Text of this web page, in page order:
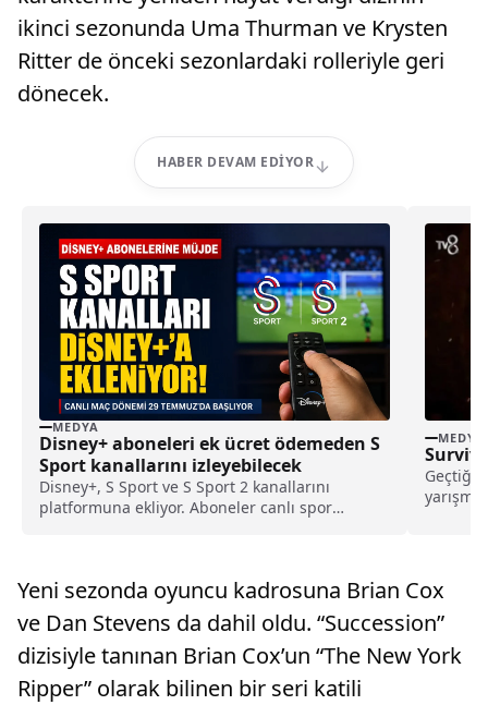
ikinci sezonunda Uma Thurman ve Krysten
Ritter de önceki sezonlardaki rolleriyle geri
dönecek.
HABER DEVAM EDIYOR
MEDYA
Disney+ aboneleri ek ücret ödemeden S
Sport kanallarını izleyebilecek
Disney+, S Sport ve S Sport 2 kanallarını
platformuna ekliyor. Aboneler canlı spor
MEDYA
Yeni sezonda oyuncu kadrosuna Brian Cox
ve Dan Stevens da dahil oldu. “Succession”
dizisiyle tanınan Brian Cox’un “The New York
Ripper” olarak bilinen bir seri katili